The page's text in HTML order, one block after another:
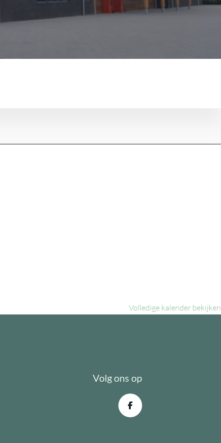
Volledige kalender bekijken
Volg ons op